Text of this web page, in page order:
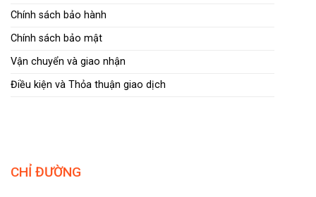
Chính sách bảo hành
Chính sách bảo mật
Vận chuyển và giao nhận
Điều kiện và Thỏa thuận giao dịch
CHỈ ĐƯỜNG